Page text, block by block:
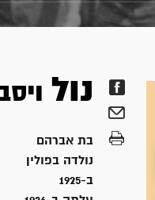
נול
בת אברהם
נולדה בפולין
ב-1925